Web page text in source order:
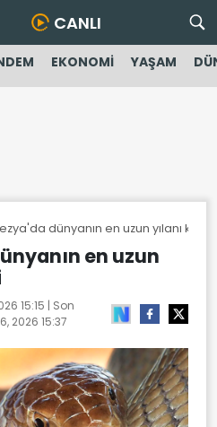
CANLI
EKONOMİ YAŞAM
dünyanın en uzun yılanı
en uzun
15:15 | Son
2026 15:37